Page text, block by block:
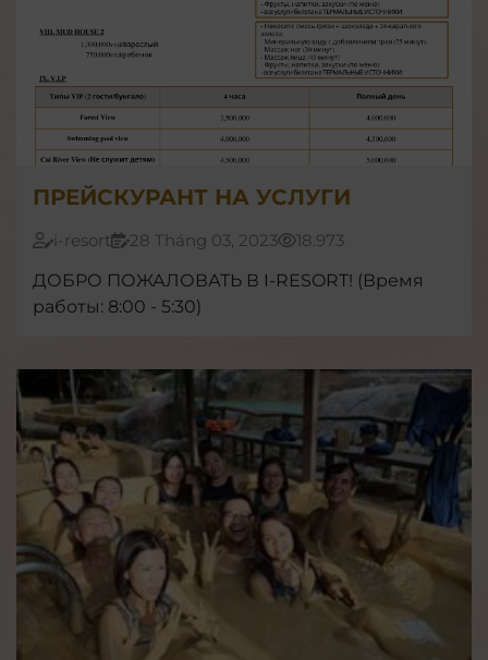
ПРЕЙСКУРАНТ НА УСЛУГИ
i-resort 28 Tháng 03, 2023
18.973
ДОБРО ПОЖАЛОВАТЬ В I-RESORT! (Время
работы: 8:00 - 5:30)